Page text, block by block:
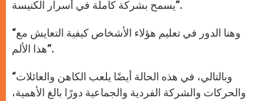
يسمح بشركة كاملة في أسرار الكنيسة”.
“وهنا الدور في تعليم هؤلاء الأشخاص كيفية التعايش مع
هذا الألم”.
“وبالتالي، في هذه الحالة أيضًا يلعب الكاهن والعائلات
والحركات والشركة الفردية والجماعية دورًا بالغ الأهمية،